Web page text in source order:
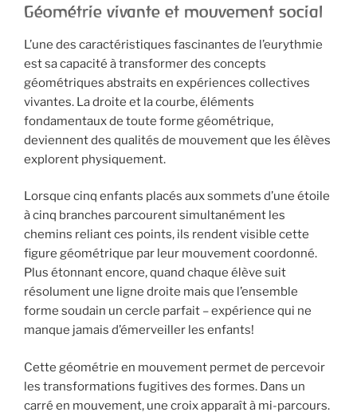
Géométrie vivante et mouvement social
L’une des caractéristiques fascinantes de l’eurythmie
est sa capacité à transformer des concepts
géométriques abstraits en expériences collectives
vivantes. La droite et la courbe, éléments
fondamentaux de toute forme géométrique,
deviennent des qualités de mouvement que les élèves
explorent physiquement.
Lorsque cinq enfants placés aux sommets d’une étoile
à cinq branches parcourent simultanément les
chemins reliant ces points, ils rendent visible cette
figure géométrique par leur mouvement coordonné.
Plus étonnant encore, quand chaque élève suit
résolument une ligne droite mais que l’ensemble
forme soudain un cercle parfait – expérience qui ne
manque jamais d’émerveiller les enfants!
Cette géométrie en mouvement permet de percevoir
les transformations fugitives des formes. Dans un
carré en mouvement, une croix apparaît à mi-parcours.